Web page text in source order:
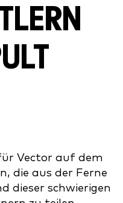
Vector auf dem
die aus der Ferne
dieser schwierigen